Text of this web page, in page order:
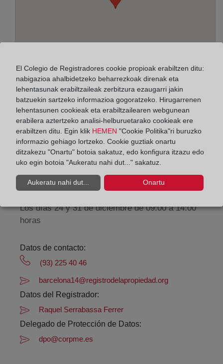
Helbidea:
Paseo de la Zona Franca, 109-Edif. Torre Marina,
8038
Horario:
De lunes a viernes de 09:00 a 17:00 horas
Los días 24 y 31 de diciembre de 09:00 a 14:00
horas
Datos de contacto:
(93) 225 40 46
barcelona14@registrodelapropiedad.org
Datos del Registrador:
Raquel Serrabassa Ferrer
Delegado de Protección de Datos:
dpo@corpme.es
El Colegio de Registradores cookie propioak erabiltzen ditu:
nabigazioa ahalbidetzeko beharrezkoak direnak eta
lehentasunak erabiltzaileak zerbitzura ezaugarri jakin
batzuekin sartzeko informazioa gogoratzeko. Hirugarrenen
lehentasunen cookieak eta erabiltzailearen webgunean
erabilera aztertzeko analisi-helburuetarako cookieak ere
erabiltzen ditu. Egin klik HEMEN "Cookie Politika"ri buruzko
informazio gehiago lortzeko. Cookie guztiak onartu
ditzakezu "Onartu" botoia sakatuz, edo konfigura itzazu edo
uko egin botoia "Aukeratu nahi dut..." sakatuz.
Aukeratu nahi dut... Onartu